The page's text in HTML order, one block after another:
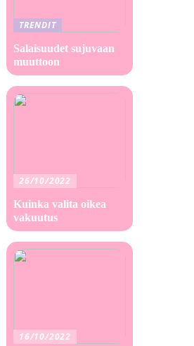
TRENDIT
Salaisuudet sujuvaan
muuttoon
26/10/2022
Kuinka valita oikea
vakuutus
16/10/2022